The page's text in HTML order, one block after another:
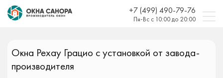
+7 (499) 490-79-76
Пн-Вс с 10:00 до 20:00
Окна Рехау Грацио с установкой от завода-
производителя